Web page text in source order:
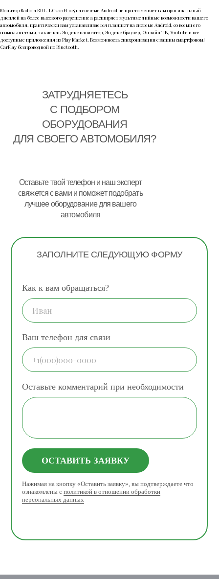
Монитор Radiola RDL-LC200H 105 на системе Android не просто меняет вам оригинальный
дисплей на более высокого разрешение а расширяет мультимедийные возможности вашего
автомобиля, практически вам устанавливается планшет на системе Android, со всеми его
возможностями, такие как Яндекс навигатор, Яндекс браузер, Онлайн ТВ, Youtube и все
доступные приложения из Play Market. Возможность синхронизации с вашим смартфоном!
CarPlay беспроводной по Bluetooth.
Как к вам обращаться?
Ваш телефон для связи
Оставьте комментарий при необходимости
ОСТАВИТЬ ЗАЯВКУ
Нажимая на кнопку «Оставить заявку», вы подтверждаете что
ознакомлены с политикой в отношении обработки
персональных данных
ЗАПОЛНИТЕ СЛЕДУЮЩУЮ ФОРМУ
ЗАТРУДНЯЕТЕСЬ
С ПОДБОРОМ
ОБОРУДОВАНИЯ
ДЛЯ СВОЕГО АВТОМОБИЛЯ?
Оставьте твой телефон и наш эксперт
свяжется с вами и поможет подобрать
лучшее оборудование для вашего
автомобиля